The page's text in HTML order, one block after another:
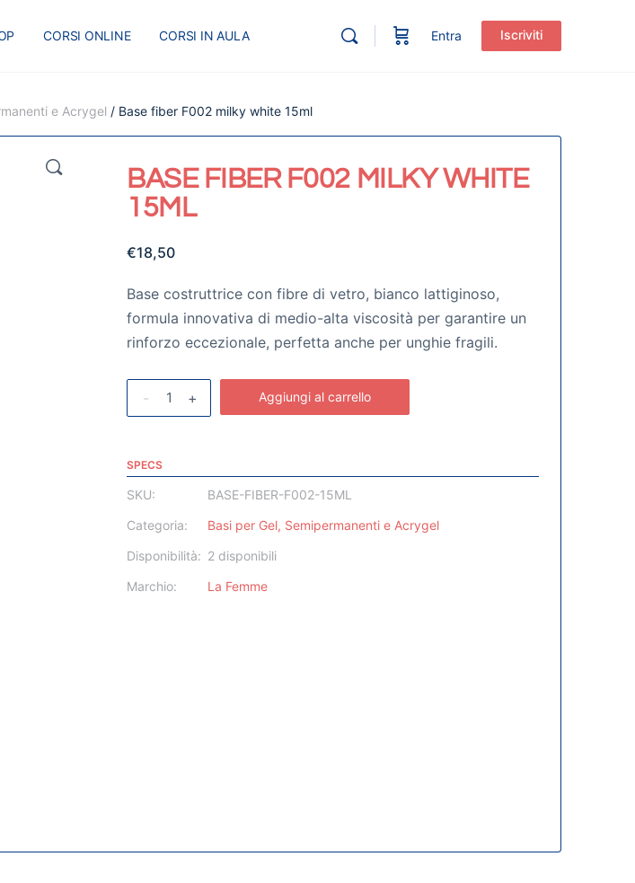
CORSI ONLINE CORSI IN AULA Entra Iscriviti
e Acrygel / Base fiber F002 milky white 15ml
🔍
BASE FIBER F002 MILKY WHITE
15ML
€18,50
Base costruttrice con fibre di vetro, bianco lattiginoso,
formula innovativa di medio-alta viscosità per garantire un
rinforzo eccezionale, perfetta anche per unghie fragili.
- + Aggiungi al carrello
SPECS
SKU:
BASE-FIBER-F002-15ML
Categoria:
Basi per Gel, Semipermanenti e Acrygel
Disponibilità: 2 disponibili
Marchio:
La Femme